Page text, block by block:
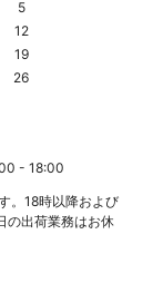
5
12
19
26
- 18:00
。18時以降および
の出荷業務はお休